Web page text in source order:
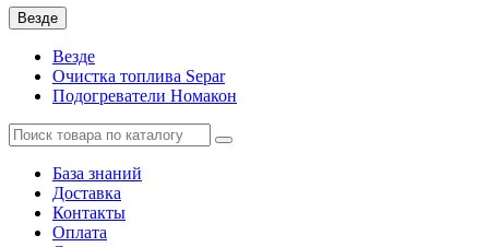
Везде
Везде
Очистка топлива Separ
Подогреватели Номакон
База знаний
Доставка
Контакты
Оплата